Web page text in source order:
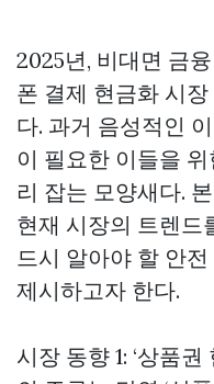
2025년, 비대면 금
폰 결제 현금화 시
다. 과거 음성적인
이 필요한 이들을
리 잡는 모양새다.
현재 시장의 트렌드
드시 알아야 할 안
제시하고자 한다.
시장 동향 1: ‘상품